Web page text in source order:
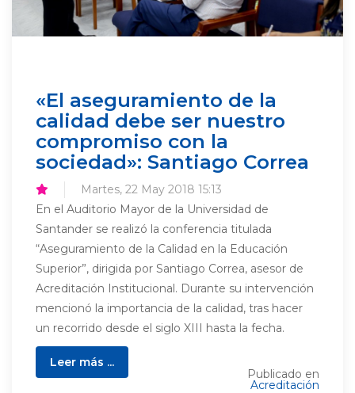
«El aseguramiento de la
calidad debe ser nuestro
compromiso con la
sociedad»: Santiago Correa
Martes, 22 May 2018 15:13
En el Auditorio Mayor de la Universidad de
Santander se realizó la conferencia titulada
“Aseguramiento de la Calidad en la Educación
Superior”, dirigida por Santiago Correa, asesor de
Acreditación Institucional. Durante su intervención
mencionó la importancia de la calidad, tras hacer
un recorrido desde el siglo XIII hasta la fecha.
Leer más ...
Publicado en
Acreditación